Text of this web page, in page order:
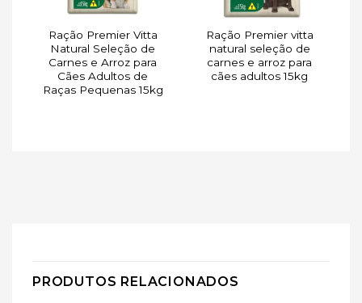
Ração Premier Vitta
Natural Seleção de
Carnes e Arroz para
Cães Adultos de
Raças Pequenas 15kg
Ração Premier vitta
natural seleção de
carnes e arroz para
cães adultos 15kg
PRODUTOS RELACIONADOS